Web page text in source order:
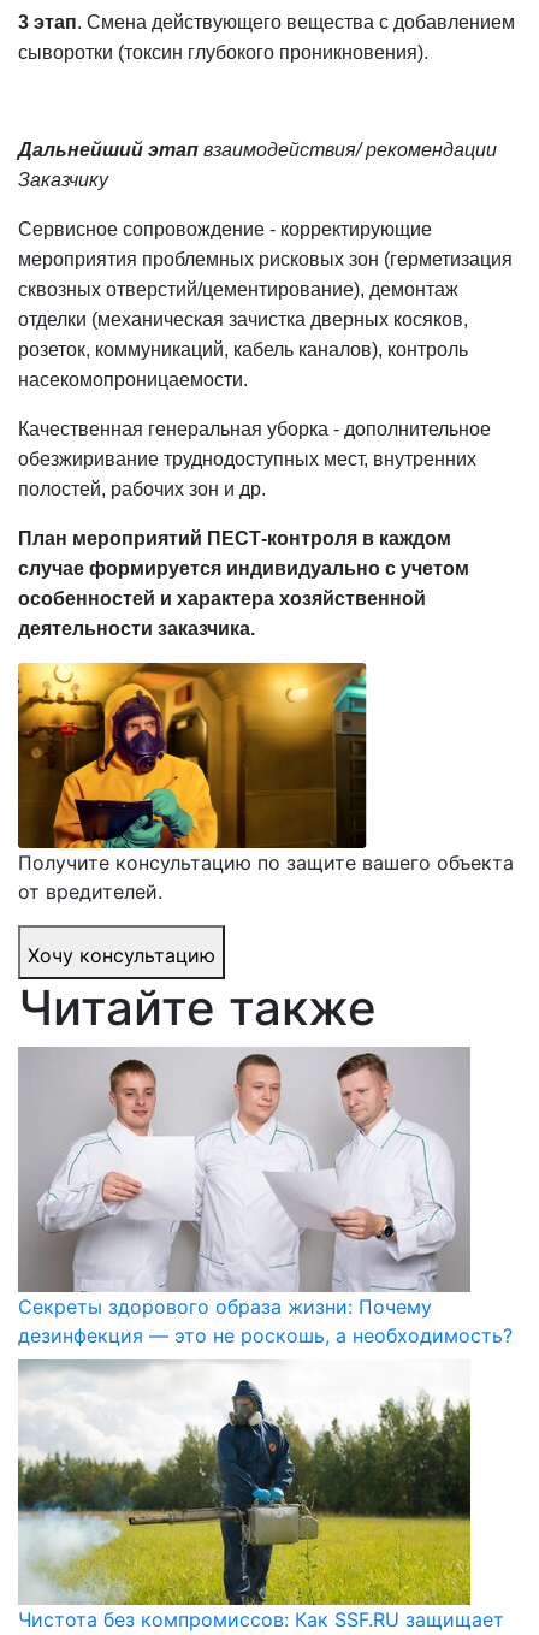
3 этап. Смена действующего вещества с добавлением
сыворотки (токсин глубокого проникновения).
Дальнейший этап взаимодействия/ рекомендации
Заказчику
Сервисное сопровождение - корректирующие
мероприятия проблемных рисковых зон (герметизация
сквозных отверстий/цементирование), демонтаж
отделки (механическая зачистка дверных косяков,
розеток, коммуникаций, кабель каналов), контроль
насекомопроницаемости.
Качественная генеральная уборка - дополнительное
обезжиривание труднодоступных мест, внутренних
полостей, рабочих зон и др.
План мероприятий ПЕСТ-контроля в каждом
случае формируется индивидуально с учетом
особенностей и характера хозяйственной
деятельности заказчика.
Получите консультацию по защите вашего объекта
от вредителей.
Хочу консультацию
Читайте также
Секреты здорового образа жизни: Почему
дезинфекция — это не роскошь, а необходимость?
Чистота без компромиссов: Как SSF.RU защищает